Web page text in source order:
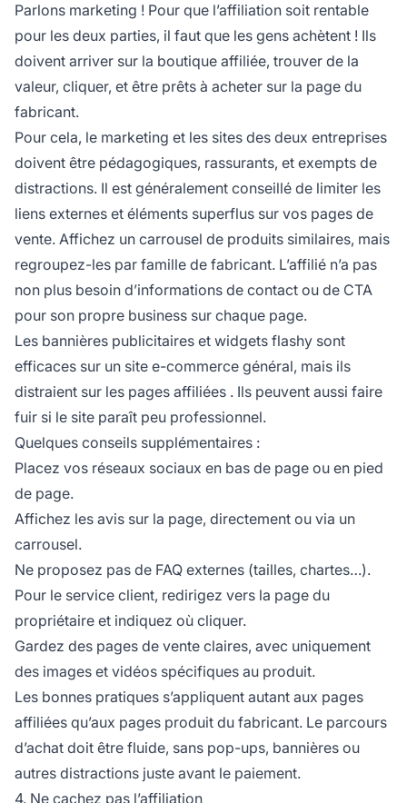
Parlons marketing ! Pour que l’affiliation soit rentable
pour les deux parties, il faut que les gens achètent ! Ils
doivent arriver sur la boutique affiliée, trouver de la
valeur, cliquer, et être prêts à acheter sur la page du
fabricant.
Pour cela, le marketing et les sites des deux entreprises
doivent être pédagogiques, rassurants, et exempts de
distractions. Il est généralement conseillé de limiter les
liens externes et éléments superflus sur vos pages de
vente. Affichez un carrousel de produits similaires, mais
regroupez-les par famille de fabricant. L’affilié n’a pas
non plus besoin d’informations de contact ou de CTA
pour son propre business sur chaque page.
Les bannières publicitaires et widgets flashy sont
efficaces sur un site e-commerce général, mais ils
distraient sur les pages affiliées . Ils peuvent aussi faire
fuir si le site paraît peu professionnel.
Quelques conseils supplémentaires :
Placez vos réseaux sociaux en bas de page ou en pied
de page.
Affichez les avis sur la page, directement ou via un
carrousel.
Ne proposez pas de FAQ externes (tailles, chartes…).
Pour le service client, redirigez vers la page du
propriétaire et indiquez où cliquer.
Gardez des pages de vente claires, avec uniquement
des images et vidéos spécifiques au produit.
Les bonnes pratiques s’appliquent autant aux pages
affiliées qu’aux pages produit du fabricant. Le parcours
d’achat doit être fluide, sans pop-ups, bannières ou
autres distractions juste avant le paiement.
4. Ne cachez pas l’affiliation